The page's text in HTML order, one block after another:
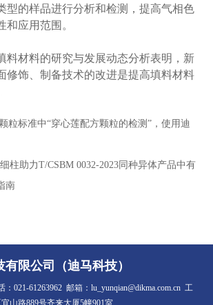
型的样品进行分析和检测，提高气相色
和应用范围。
料材料的研究与发展动态分析表明，新
修饰、制备技术的改进是提高填料材料
粒标准中“穿心莲配方颗粒的检测”，使用迪
柱助力T/CSBM 0032-2023同种异体产品中有
南
限公司（迪马科技）
021-61263962 邮箱：lu_yunqian@dikma.com.cn 工
山路889号齐来大厦5幢901室